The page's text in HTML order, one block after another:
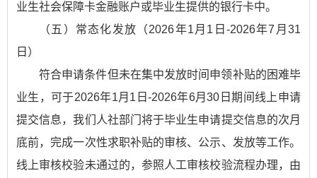
业生社会保障卡金融账户或毕业生提供的银行卡中。
（五）常态化发放（2026年1月1日-2026年7月31
日）
符合申请条件但未在集中发放时间申领补贴的困难毕
业生，可于2026年1月1日-2026年6月30日期间线上申请
提交信息，我们人社部门将于毕业生申请提交信息的次月
底前，完成一次性求职补贴的审核、公示、发放等工作。
线上审核校验未通过的，参照人工审核校验流程办理，由